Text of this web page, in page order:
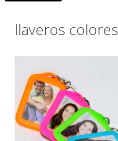
llaveros colores